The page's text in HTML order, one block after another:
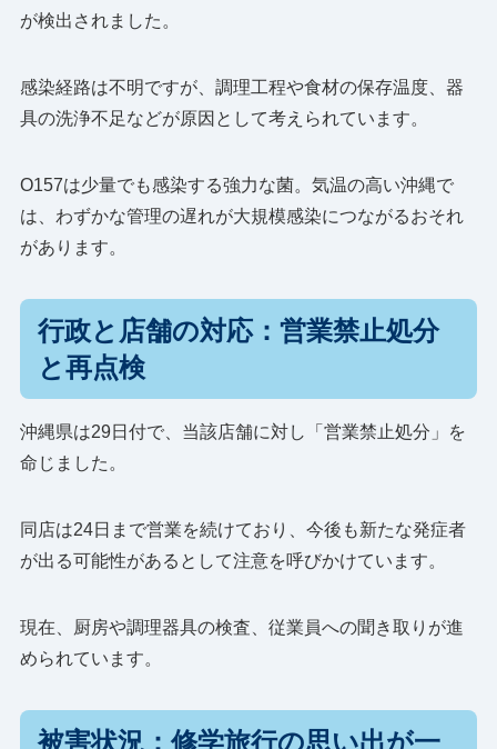
が検出されました。
感染経路は不明ですが、調理工程や食材の保存温度、器
具の洗浄不足などが原因として考えられています。
O157は少量でも感染する強力な菌。気温の高い沖縄で
は、わずかな管理の遅れが大規模感染につながるおそれ
があります。
行政と店舗の対応：営業禁止処分
と再点検
沖縄県は29日付で、当該店舗に対し「営業禁止処分」を
命じました。
同店は24日まで営業を続けており、今後も新たな発症者
が出る可能性があるとして注意を呼びかけています。
現在、厨房や調理器具の検査、従業員への聞き取りが進
められています。
被害状況：修学旅行の思い出が一